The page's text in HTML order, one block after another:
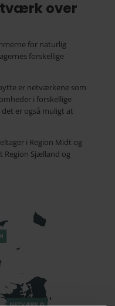
over
for naturlig
forskellige
er netværkene som
i forskellige
er også muligt at
i Region Midt og
Region Sjælland og